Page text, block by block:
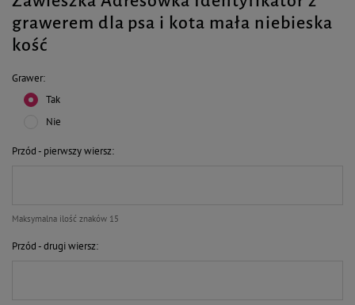
grawerem dla psa i kota mała niebieska
kość
Grawer
Tak
Nie
Przód - pierwszy wiersz
Maksymalna ilość znaków 15
Przód - drugi wiersz